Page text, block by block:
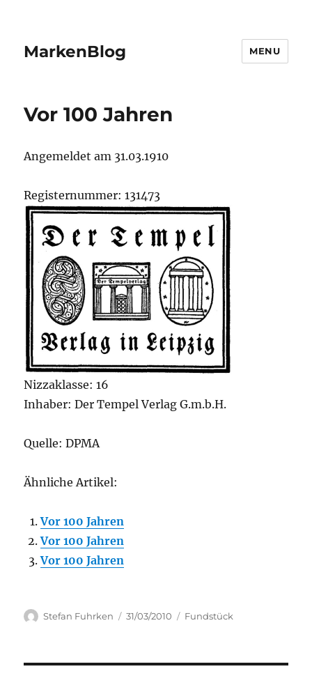
MarkenBlog MENU
Vor 100 Jahren
Angemeldet am 31.03.1910
Registernummer: 131473
Nizzaklasse: 16
Inhaber: Der Tempel Verlag G.m.b.H.
Quelle: DPMA
Ähnliche Artikel:
Vor 100 Jahren
Vor 100 Jahren
Vor 100 Jahren
Author
Stefan Fuhrken
Posted
31/03/2010 Categories
Fundstück